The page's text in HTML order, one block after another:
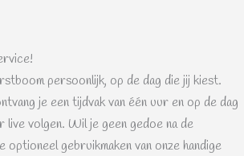
persoonlijk, op de dag die jij kiest.
je een tijdvak van één uur en op de dag
live volgen. Wil je geen gedoe na de
optioneel gebruikmaken van onze handige